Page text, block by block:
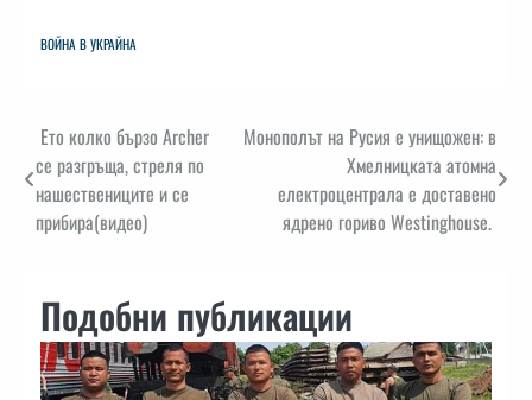
ВОЙНА В УКРАЙНА
Навигация
Ето колко бързо Archer
се разгръща, стреля по
нашествениците и се
прибира(видео)
Монополът на Русия е унищожен: в
Хмелницката атомна
електроцентрала е доставено
ядрено гориво Westinghouse.
Подобни публикации